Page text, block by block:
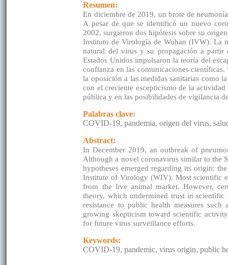
Resumen:
En diciembre de 2019, un brote de
A pesar de que se identificó un nuevo
2002, surgieron dos hipótesis sobre su
Instituto de Virología de Wuhan (IVW). La
natural del virus y su propagación a partir
Estados Unidos impulsaron la teoría del
confianza en las comunicaciones
la oposición a las medidas sanitarias como
con el creciente escepticismo de la
pública y en las posibilidades de vigilancia
Palabras clave:
COVID-19, pandemia, origen del virus,
Abstract:
In December 2019, an outbreak of
Although a novel coronavirus similar to the
hypotheses emerged regarding its origin:
Institute of Virology (WIV). Most scientific
from the live animal market. However,
theory, which undermined trust in scientific
resistance to public health measures
growing skepticism toward scientific
for future virus surveillance efforts.
Keywords:
COVID-19, pandemic, virus origin, public